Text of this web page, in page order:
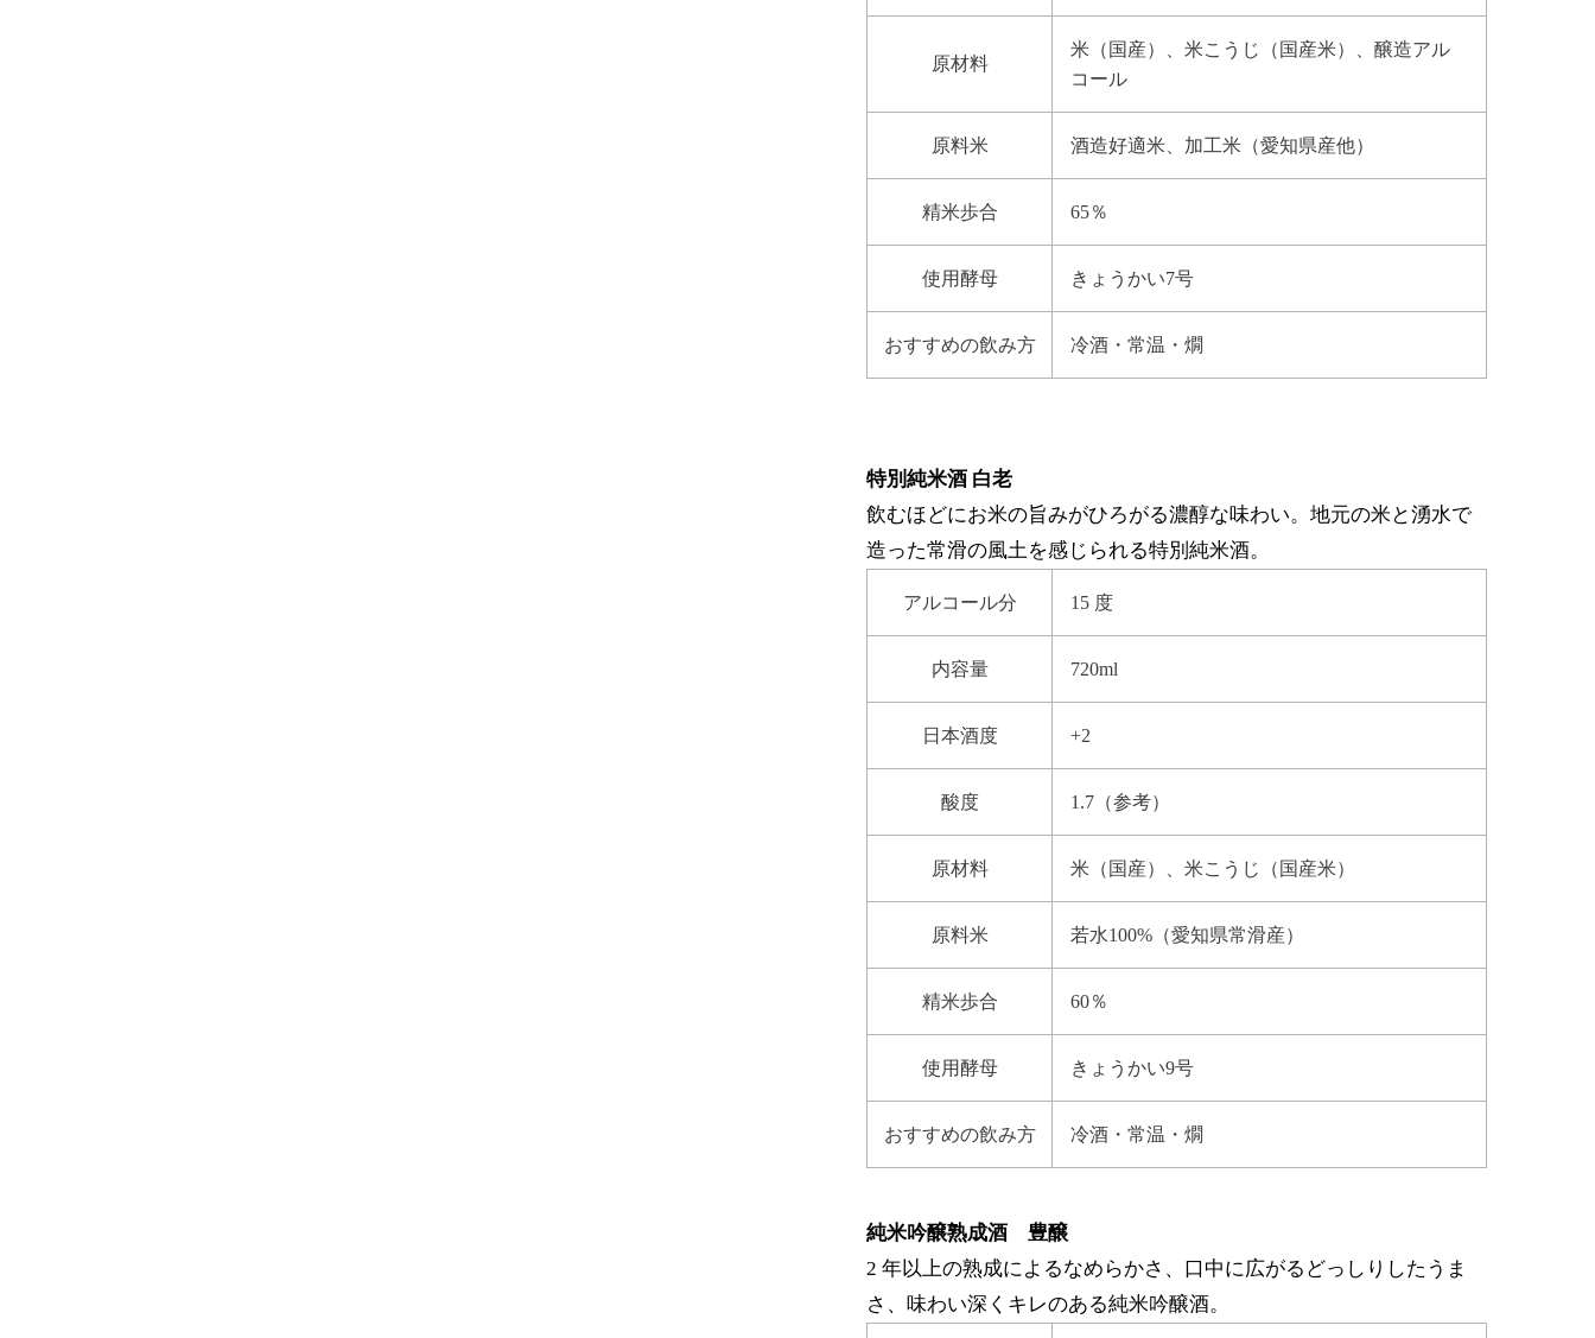
原材料
米（国産）、米こうじ（国産米）、醸造アル
コール
原料米 酒造好適米、加工米（愛知県産他）
精米歩合 65％
使用酵母 きょうかい7号
おすすめの飲み方 冷酒・常温・燗
特別純米酒 白老
飲むほどにお米の旨みがひろがる濃醇な味わい。地元の米と湧水で
造った常滑の風土を感じられる特別純米酒。
アルコール分 15 度
内容量 720ml
日本酒度 +2
酸度 1.7（参考）
原材料 米（国産）、米こうじ（国産米）
原料米 若水100%（愛知県常滑産）
精米歩合 60％
使用酵母 きょうかい9号
おすすめの飲み方 冷酒・常温・燗
純米吟醸熟成酒 豊醸
2 年以上の熟成によるなめらかさ、口中に広がるどっしりしたうま
さ、味わい深くキレのある純米吟醸酒。